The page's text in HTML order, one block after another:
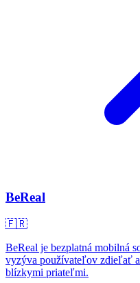
BeReal
🇫🇷
BeReal je bezplatná mobilná
vyzýva používateľov zdieľať
blízkymi priateľmi.